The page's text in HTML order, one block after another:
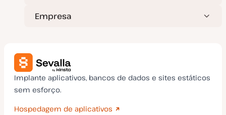
Empresa
Implante aplicativos, bancos de dados e sites estáticos
sem esforço.
Hospedagem de aplicativos